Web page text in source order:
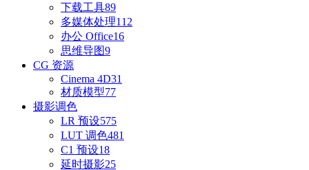
下载工具89
多媒体处理112
办公 Office16
思维导图9
CG 资源
Cinema 4D31
材质模型77
摄影调色
LR 预设575
LUT 调色481
C1 预设18
延时摄影25